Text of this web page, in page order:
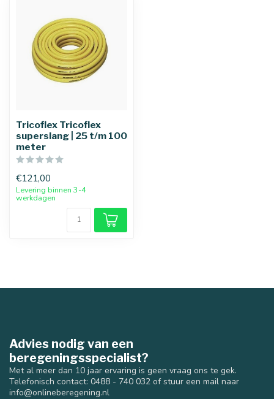
Tricoflex Tricoflex
superslang | 25 t/m 100
meter
€121,00
Levering binnen 3-4
werkdagen
Advies nodig van een
beregeningsspecialist?
Met al meer dan 10 jaar ervaring is geen vraag ons te gek.
Telefonisch contact: 0488 - 740 032 of stuur een mail naar
info@onlineberegening.nl